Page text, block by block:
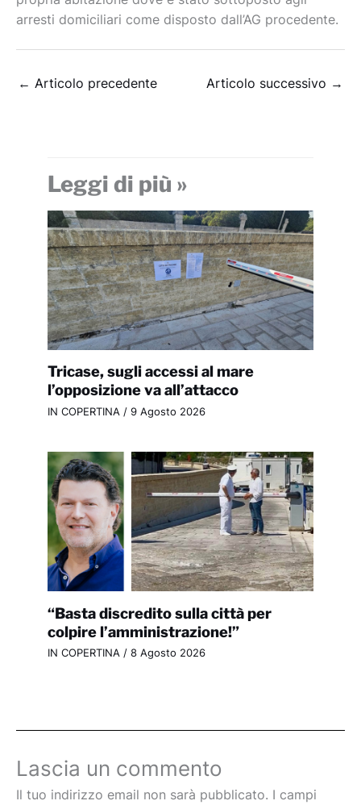
arresti domiciliari come disposto dall’AG procedente.
← Articolo precedente Articolo successivo →
Leggi di più »
Tricase, sugli accessi al mare
l’opposizione va all’attacco
IN COPERTINA / 9 Agosto 2026
“Basta discredito sulla città per
colpire l’amministrazione!”
IN COPERTINA/ 8 Agosto 2026
Lascia un commento
Il tuo indirizzo email non sarà pubblicato. I campi